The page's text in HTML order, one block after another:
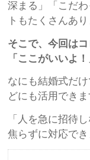
深まる」「こだ
トもたくさんあり
そこで、今回は
「ここがいいよ
なにも結婚式だ
どにも活用できま
「人を急に招待
焦らずに対応でき